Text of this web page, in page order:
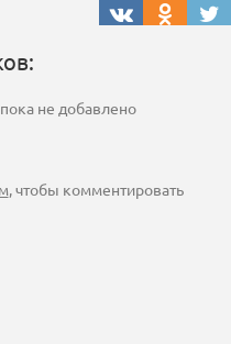
не добавлено
, чтобы комментировать